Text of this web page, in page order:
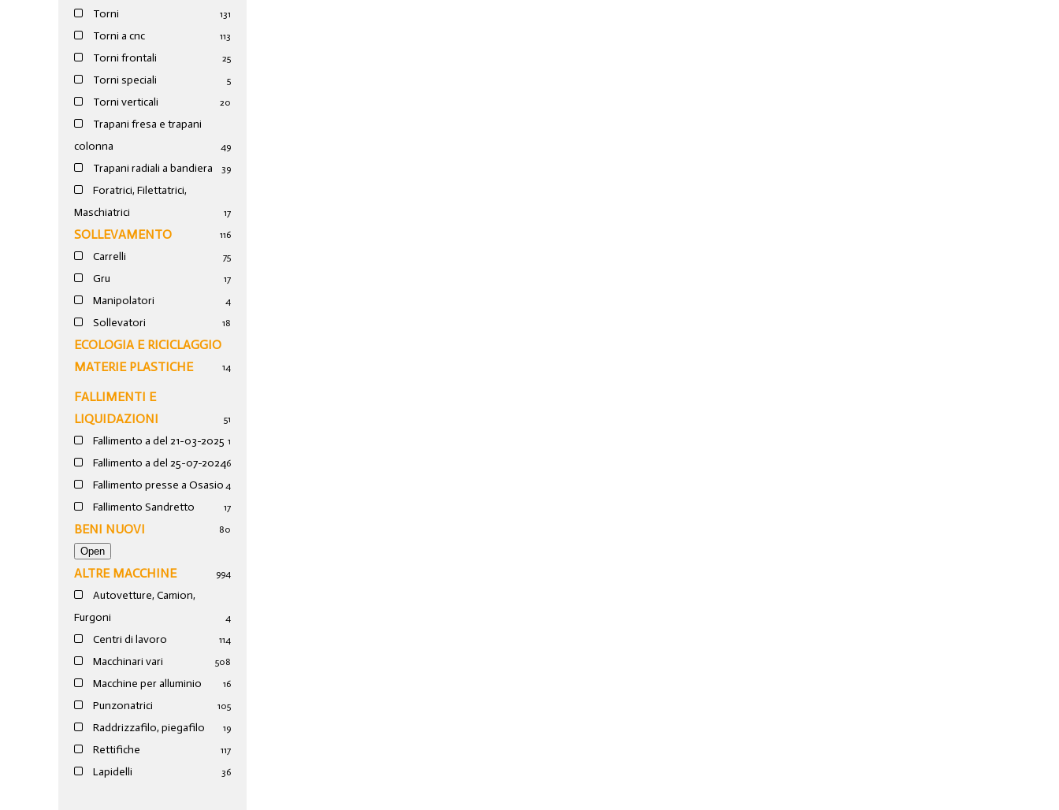
Torni 131
Torni a cnc 113
Torni frontali 25
Torni speciali 5
Torni verticali 20
Trapani fresa e trapani
colonna
49
Trapani radiali a bandiera 39
Foratrici, Filettatrici,
Maschiatrici
17
SOLLEVAMENTO 116
Carrelli 75
Gru 17
Manipolatori 4
Sollevatori 18
ECOLOGIA E RICICLAGGIO
MATERIE PLASTICHE
14
FALLIMENTI E
LIQUIDAZIONI
51
Fallimento a del 21-03-2025 1
Fallimento a del 25-07-20246
Fallimento presse a Osasio 4
Fallimento Sandretto 17
BENI NUOVI 80
ALTRE MACCHINE 994
Autovetture, Camion,
Furgoni
4
Centri di lavoro 114
Macchinari vari 508
Macchine per alluminio 16
Punzonatrici 105
Raddrizzafilo, piegafilo 19
Rettifiche 117
Lapidelli 36